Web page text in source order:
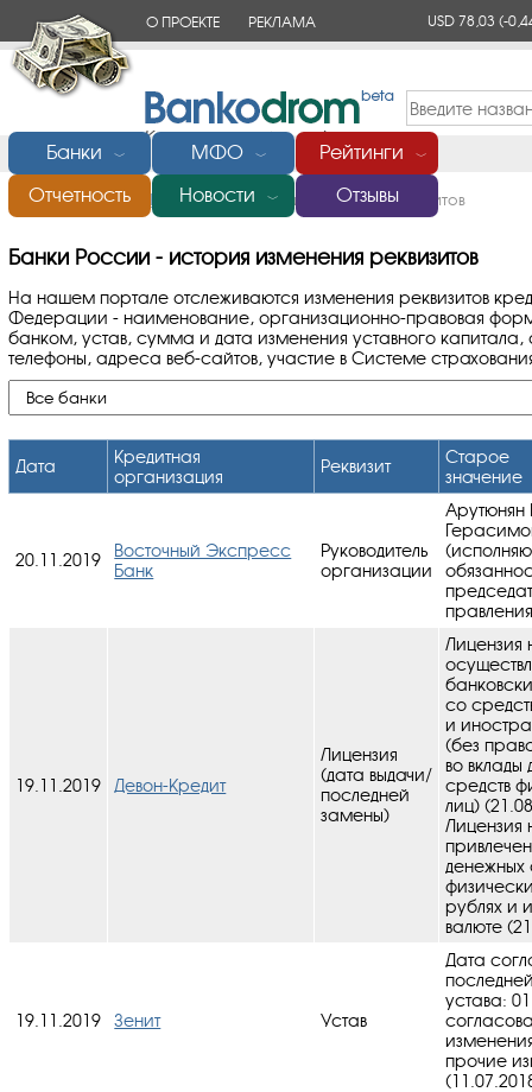
О ПРОЕКТЕ РЕКЛАМА USD 78,03(-
Банки ﹀ МФО ﹀ Рейтинги ﹀
Отчетность Новости ﹀ Отзывы
Главная/Банки России/История изменения реквизитов
Банки России - история изменения реквизитов
На нашем портале отслеживаются изменения реквизитов
Федерации - наименование, организационно-правовая
банком, устав, сумма и дата изменения уставного
телефоны, адреса веб-сайтов, участие в Системе
Дата
Кредитная
организация
Реквизит
Старое
значение
20.11.2019
Восточный Экспресс
Банк
Руководитель
организации
Арутюнян
19.11.2019 Девон-Кредит
Лицензия
(дата выдачи/
последней
замены)
Лицензия
со
и
(без
во вклады
средств
лиц)
Лицензия
денежных
рублях и
валюте
19.11.2019 Зенит Устав
Дата
устава:
прочие